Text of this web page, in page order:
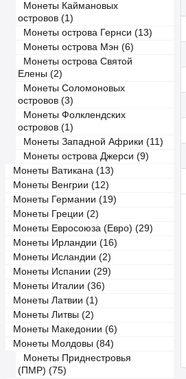
Монеты Каймановых
островов (1)
Монеты острова Гернси (13)
Монеты острова Мэн (6)
Монеты острова Святой
Елены (2)
Монеты Соломоновых
островов (3)
Монеты Фолклендских
островов (1)
Монеты Западной Африки (11)
Монеты острова Джерси (9)
Монеты Ватикана (13)
Монеты Венгрии (12)
Монеты Германии (19)
Монеты Греции (2)
Монеты Евросоюза (Евро) (29)
Монеты Ирландии (16)
Монеты Исландии (2)
Монеты Испании (29)
Монеты Италии (36)
Монеты Латвии (1)
Монеты Литвы (2)
Монеты Македонии (6)
Монеты Молдовы (84)
Монеты Приднестровья
(ПМР) (75)